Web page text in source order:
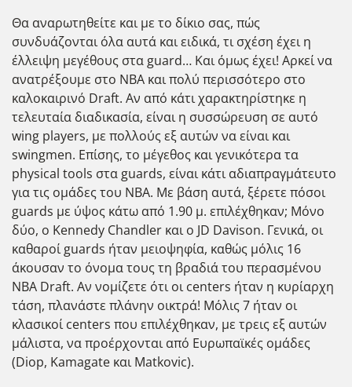
Θα αναρωτηθείτε και με το δίκιο σας, πώς
συνδυάζονται όλα αυτά και ειδικά, τι σχέση έχει η
έλλειψη μεγέθους στα guard… Και όμως έχει! Αρκεί να
ανατρέξουμε στο NBA και πολύ περισσότερο στο
καλοκαιρινό Draft. Αν από κάτι χαρακτηρίστηκε η
τελευταία διαδικασία, είναι η συσσώρευση σε αυτό
wing players, με πολλούς εξ αυτών να είναι και
swingmen. Επίσης, το μέγεθος και γενικότερα τα
physical tools στα guards, είναι κάτι αδιαπραγμάτευτο
για τις ομάδες του ΝΒΑ. Με βάση αυτά, ξέρετε πόσοι
guards με ύψος κάτω από 1.90 μ. επιλέχθηκαν; Μόνο
δύο, ο Kennedy Chandler και ο JD Davison. Γενικά, οι
καθαροί guards ήταν μειοψηφία, καθώς μόλις 16
άκουσαν το όνομα τους τη βραδιά του περασμένου
NBA Draft. Αν νομίζετε ότι οι centers ήταν η κυρίαρχη
τάση, πλανάστε πλάνην οικτρά! Μόλις 7 ήταν οι
κλασικοί centers που επιλέχθηκαν, με τρεις εξ αυτών
μάλιστα, να προέρχονται από Ευρωπαϊκές ομάδες
(Diop, Kamagate και Matkovic).